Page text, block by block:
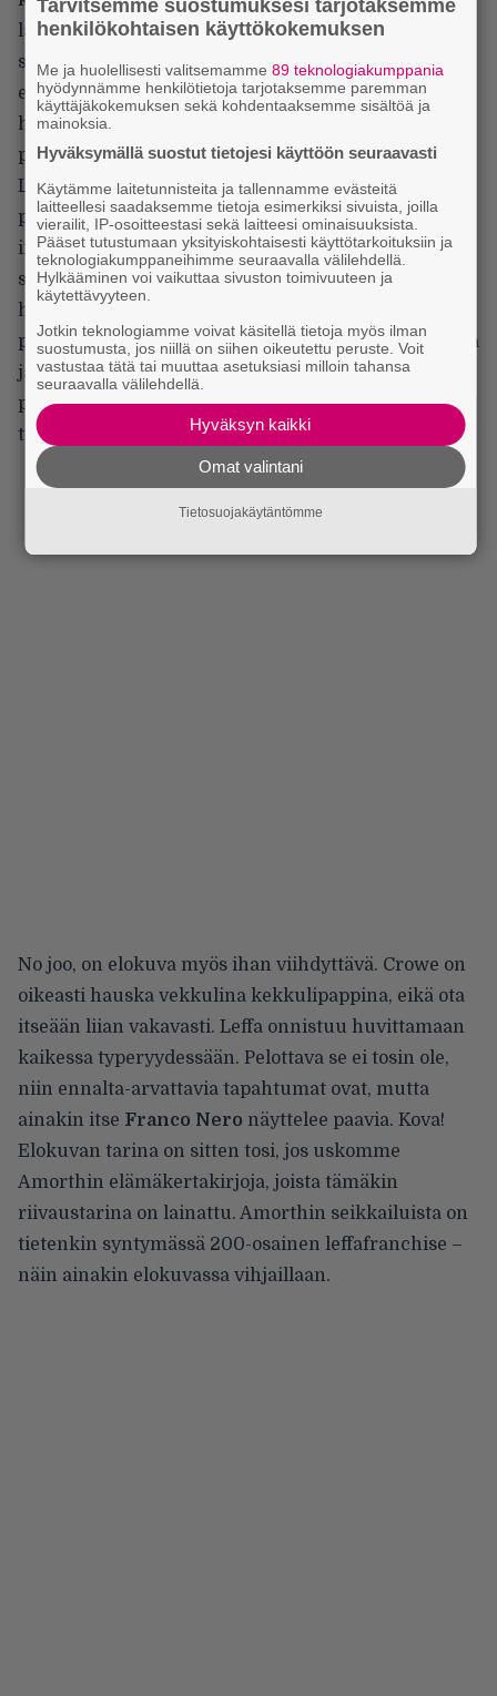
lainatuilla kohtauksilla. Finaali huipentuu kunnon
supersankarimättökohtaukseen käppäisine cgi-
efekteineen, paljaine naisineen ja muine
hillittömine twisteineen. Palavat pentagrammit ovat
parhaita!
Leffan suurin synti on valkopestä Vatikaanin omia
pahuuksia. Elokuva selittää Vatikaanin siunaaman
inkvisition aiheuttamat tuhot Perkeleen
salajuonena. Tuntuukin siltä, että Avery on saanut
hieman paavillista kultaa elokuvaansa varten, niin
poskettomia tarinalliset sössötykset kirkon mahdista
ja sen sankareista ovat. Kunnon
propagandatykitystä. Kirkosta pitää näköjään tehdä
taas seksikäs kaikkien skandaalien jälkeen.
No joo, on elokuva myös ihan viihdyttävä. Crowe on
oikeasti hauska vekkulina kekkulipappina, eikä ota
itseään liian vakavasti. Leffa onnistuu huvittamaan
kaikessa typeryydessään. Pelottava se ei tosin ole,
niin ennalta-arvattavia tapahtumat ovat, mutta
ainakin itse Franco Nero näyttelee paavia. Kova!
Elokuvan tarina on sitten tosi, jos uskomme
Amorthin elämäkertakirjoja, joista tämäkin
riivaustarina on lainattu. Amorthin seikkailuista on
tietenkin syntymässä 200-osainen leffafranchise –
näin ainakin elokuvassa vihjaillaan.
Tarvitsemme suostumuksesi tarjotaksemme
henkilökohtaisen käyttökokemuksen
Me ja huolellisesti valitsemamme 89 teknologiakumppania
hyödynnämme henkilötietoja tarjotaksemme paremman
käyttäjäkokemuksen sekä kohdentaaksemme sisältöä ja
mainoksia.
Hyväksymällä suostut tietojesi käyttöön seuraavasti
Käytämme laitetunnisteita ja tallennamme evästeitä
laitteellesi saadaksemme tietoja esimerkiksi sivuista, joilla
vierailit, IP-osoitteestasi sekä laitteesi ominaisuuksista.
Pääset tutustumaan yksityiskohtaisesti käyttötarkoituksiin ja
teknologiakumppaneihimme seuraavalla välilehdellä.
Hylkääminen voi vaikuttaa sivuston toimivuuteen ja
käytettävyyteen.
Jotkin teknologiamme voivat käsitellä tietoja myös ilman
suostumusta, jos niillä on siihen oikeutettu peruste. Voit
vastustaa tätä tai muuttaa asetuksiasi milloin tahansa
seuraavalla välilehdellä.
Hyväksyn kaikki
Omat valintani
Tietosuojakäytäntömme